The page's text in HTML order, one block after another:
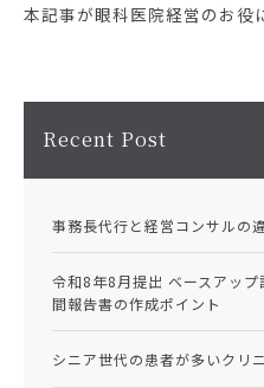
本記事が眼科医院経営のお役
Recent Post
事務長代行と経営コンサルの
令和8年8月提出 ベースアッ
間報告書の作成ポイント
シニア世代の患者が多いクリ